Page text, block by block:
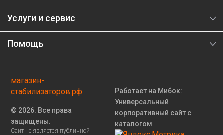
Услуги и сервис
Помощь
магазин-
стабилизаторов.рф
© 2026. Все права
защищены.
Сайт не является публичной
Работает на Мибок:
Универсальный
корпоративный сайт с
каталогом